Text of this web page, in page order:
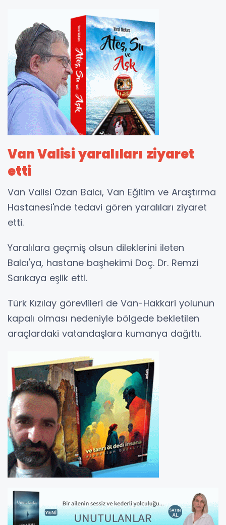
Van Valisi yaralıları ziyaret
etti
Van Valisi Ozan Balcı, Van Eğitim ve Araştırma
Hastanesi'nde tedavi gören yaralıları ziyaret
etti.
Yaralılara geçmiş olsun dileklerini ileten
Balcı'ya, hastane başhekimi Doç. Dr. Remzi
Sarıkaya eşlik etti.
Türk Kızılay görevlileri de Van-Hakkari yolunun
kapalı olması nedeniyle bölgede bekletilen
araçlardaki vatandaşlara kumanya dağıttı.